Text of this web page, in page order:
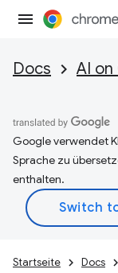
Docs AI
Google verwendet
Sprache zu
enthalten.
Startseite Docs